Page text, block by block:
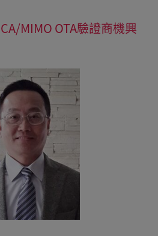
MIMO OTA驗證商機興